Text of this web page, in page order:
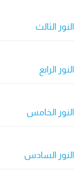
النور الثالث
النور الرابع
النور الخامس
النور السادس